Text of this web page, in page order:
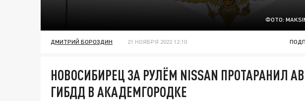
ФОТО:
ДМИТРИЙ БОРОЗДИН 21 НОЯБРЯ 2022 12:10
НОВОСИБИРЕЦ ЗА РУЛЁМ NISSAN ПРОТАРАНИЛ
ГИБДД В АКАДЕМГОРОДКЕ